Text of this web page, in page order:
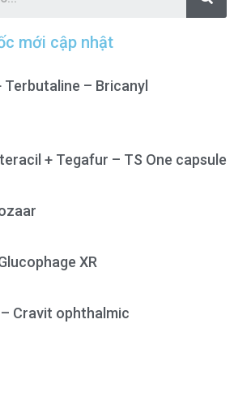
a
r
mới cập nhật
Terbutaline – Bricanyl
+ Tegafur – TS One capsule
XR
Cravit ophthalmic